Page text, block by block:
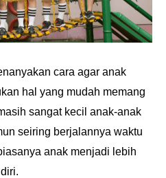
cara agar anak
hal yang mudah memang
sangat kecil anak-anak
seiring berjalannya waktu
anak menjadi lebih